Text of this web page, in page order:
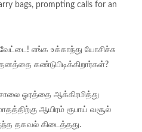
bags, prompting calls for an
வேட்டை! எங்க உக்காந்து யோசிச்சு
கண்டுபிடிக்கிறார்கள்?
சாலை ஓரத்தை ஆக்கிரமித்து
ஆயிரம் ரூபாய் வசூல்
தகவல் கிடைத்தது.